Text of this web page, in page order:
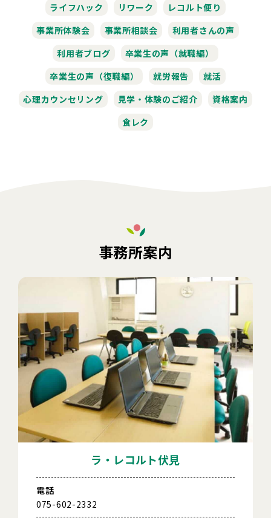
ライフハック
リワーク
レコルト便り
事業所体験会
事業所相談会
利用者さんの声
利用者ブログ
卒業生の声（就職編）
卒業生の声（復職編）
就労報告
就活
心理カウンセリング
見学・体験のご紹介
資格案内
食レク
事務所案内
ラ・レコルト伏見
電話
075-602-2332